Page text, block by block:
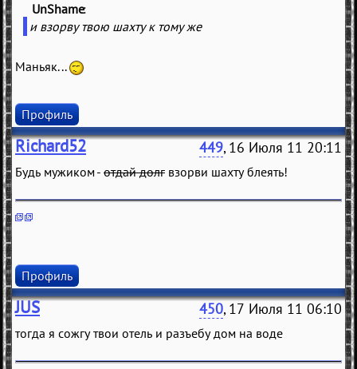
UnShame
и взорву твою шахту к тому же
Маньяк...
Профиль
Richard52 449, 16 Июля 11 20:11
Будь мужиком - отдай долг взорви шахту блеять!
Профиль
JUS 450, 17 Июля 11 06:10
тогда я сожгу твои отель и разъебу дом на воде